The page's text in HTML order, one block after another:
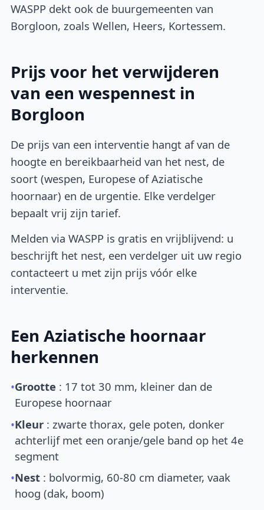
WASPP dekt ook de buurgemeenten van
Borgloon, zoals Wellen, Heers, Kortessem.
Prijs voor het verwijderen
van een wespennest in
Borgloon
De prijs van een interventie hangt af van de
hoogte en bereikbaarheid van het nest, de
soort (wespen, Europese of Aziatische
hoornaar) en de urgentie. Elke verdelger
bepaalt vrij zijn tarief.
Melden via WASPP is gratis en vrijblijvend: u
beschrijft het nest, een verdelger uit uw regio
contacteert u met zijn prijs vóór elke
interventie.
Een Aziatische hoornaar
herkennen
•Grootte : 17 tot 30 mm, kleiner dan de
Europese hoornaar
•Kleur : zwarte thorax, gele poten, donker
achterlijf met een oranje/gele band op het 4e
segment
•Nest : bolvormig, 60-80 cm diameter, vaak
hoog (dak, boom)